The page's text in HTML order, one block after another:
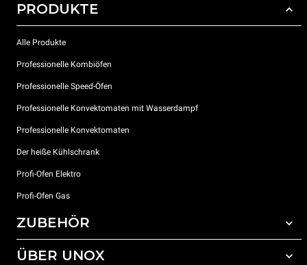
PRODUKTE
Alle Produkte
Professionelle Kombiöfen
Professionelle Speed-Öfen
Professionelle Konvektomaten mit Wasserdampf
Professionelle Konvektomaten
Der heiße Kühlschrank
Profi-Ofen Elektro
Profi-Ofen Gas
ZUBEHÖR
Gesamtes Zubehör
ÜBER UNOX